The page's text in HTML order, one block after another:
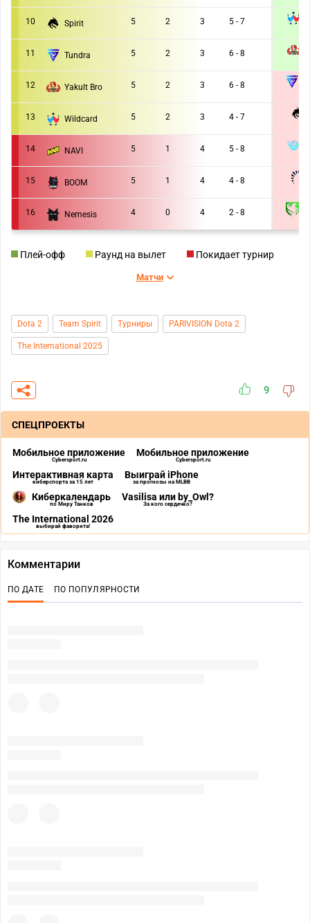
10 Spirit 5 2 3 5 - 7
11 Tundra 5 2 3 6 - 8
12 Yakult Bro 5 2 3 6 - 8
13 Wildcard 5 2 3 4 - 7
14 NAVI 5 1 4 5 - 8
15 BOOM 5 1 4 4 - 8
16 Nemesis 4 0 4 2 - 8
Плей-офф Раунд на вылет Покидает турнир
Матчи
Dota 2 Team Spirit Турниры PARIVISION Dota 2
The International 2025
9
СПЕЦПРОЕКТЫ
Мобильное приложение
Cybersport.ru
Мобильное приложение
Cybersport.ru
Интерактивная карта
киберспорта за 15 лет
Выиграй iPhone
за прогнозы на MLBB
Киберкалендарь
по Миру Танков
Vasilisa или by_Owl?
За кого сердечко?
The International 2026
выбирай фаворита!
Комментарии
ПО ДАТЕ ПО ПОПУЛЯРНОСТИ